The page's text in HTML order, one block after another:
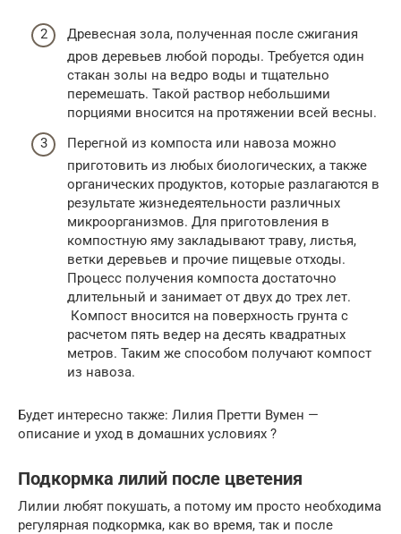
Древесная зола, полученная после сжигания
дров деревьев любой породы. Требуется один
стакан золы на ведро воды и тщательно
перемешать. Такой раствор небольшими
порциями вносится на протяжении всей весны.
Перегной из компоста или навоза можно
приготовить из любых биологических, а также
органических продуктов, которые разлагаются в
результате жизнедеятельности различных
микроорганизмов. Для приготовления в
компостную яму закладывают траву, листья,
ветки деревьев и прочие пищевые отходы.
Процесс получения компоста достаточно
длительный и занимает от двух до трех лет.
Компост вносится на поверхность грунта с
расчетом пять ведер на десять квадратных
метров. Таким же способом получают компост
из навоза.
Будет интересно также: Лилия Претти Вумен —
описание и уход в домашних условиях ?
Подкормка лилий после цветения
Лилии любят покушать, а потому им просто необходима
регулярная подкормка, как во время, так и после